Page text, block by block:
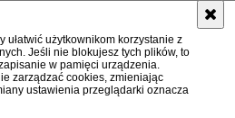
ułatwić użytkownikom korzystanie z
Jeśli nie blokujesz tych plików, to
w pamięci urządzenia.
zarządzać cookies, zmieniając
ustawienia przeglądarki oznacza